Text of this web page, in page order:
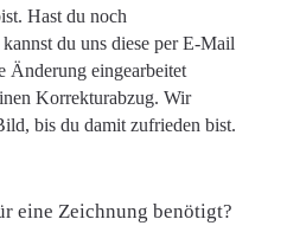
Hast du noch
du uns diese per E-Mail
Änderung eingearbeitet
Korrekturabzug. Wir
bis du damit zufrieden bist.
eine Zeichnung benötigt?